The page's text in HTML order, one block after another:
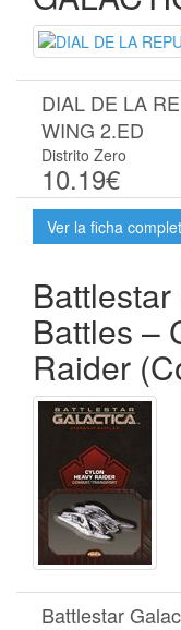
DIAL DE LA
WING 2.ED
Distrito Zero
10.19€
Ver la ficha
Battles –
Raider
Battlestar